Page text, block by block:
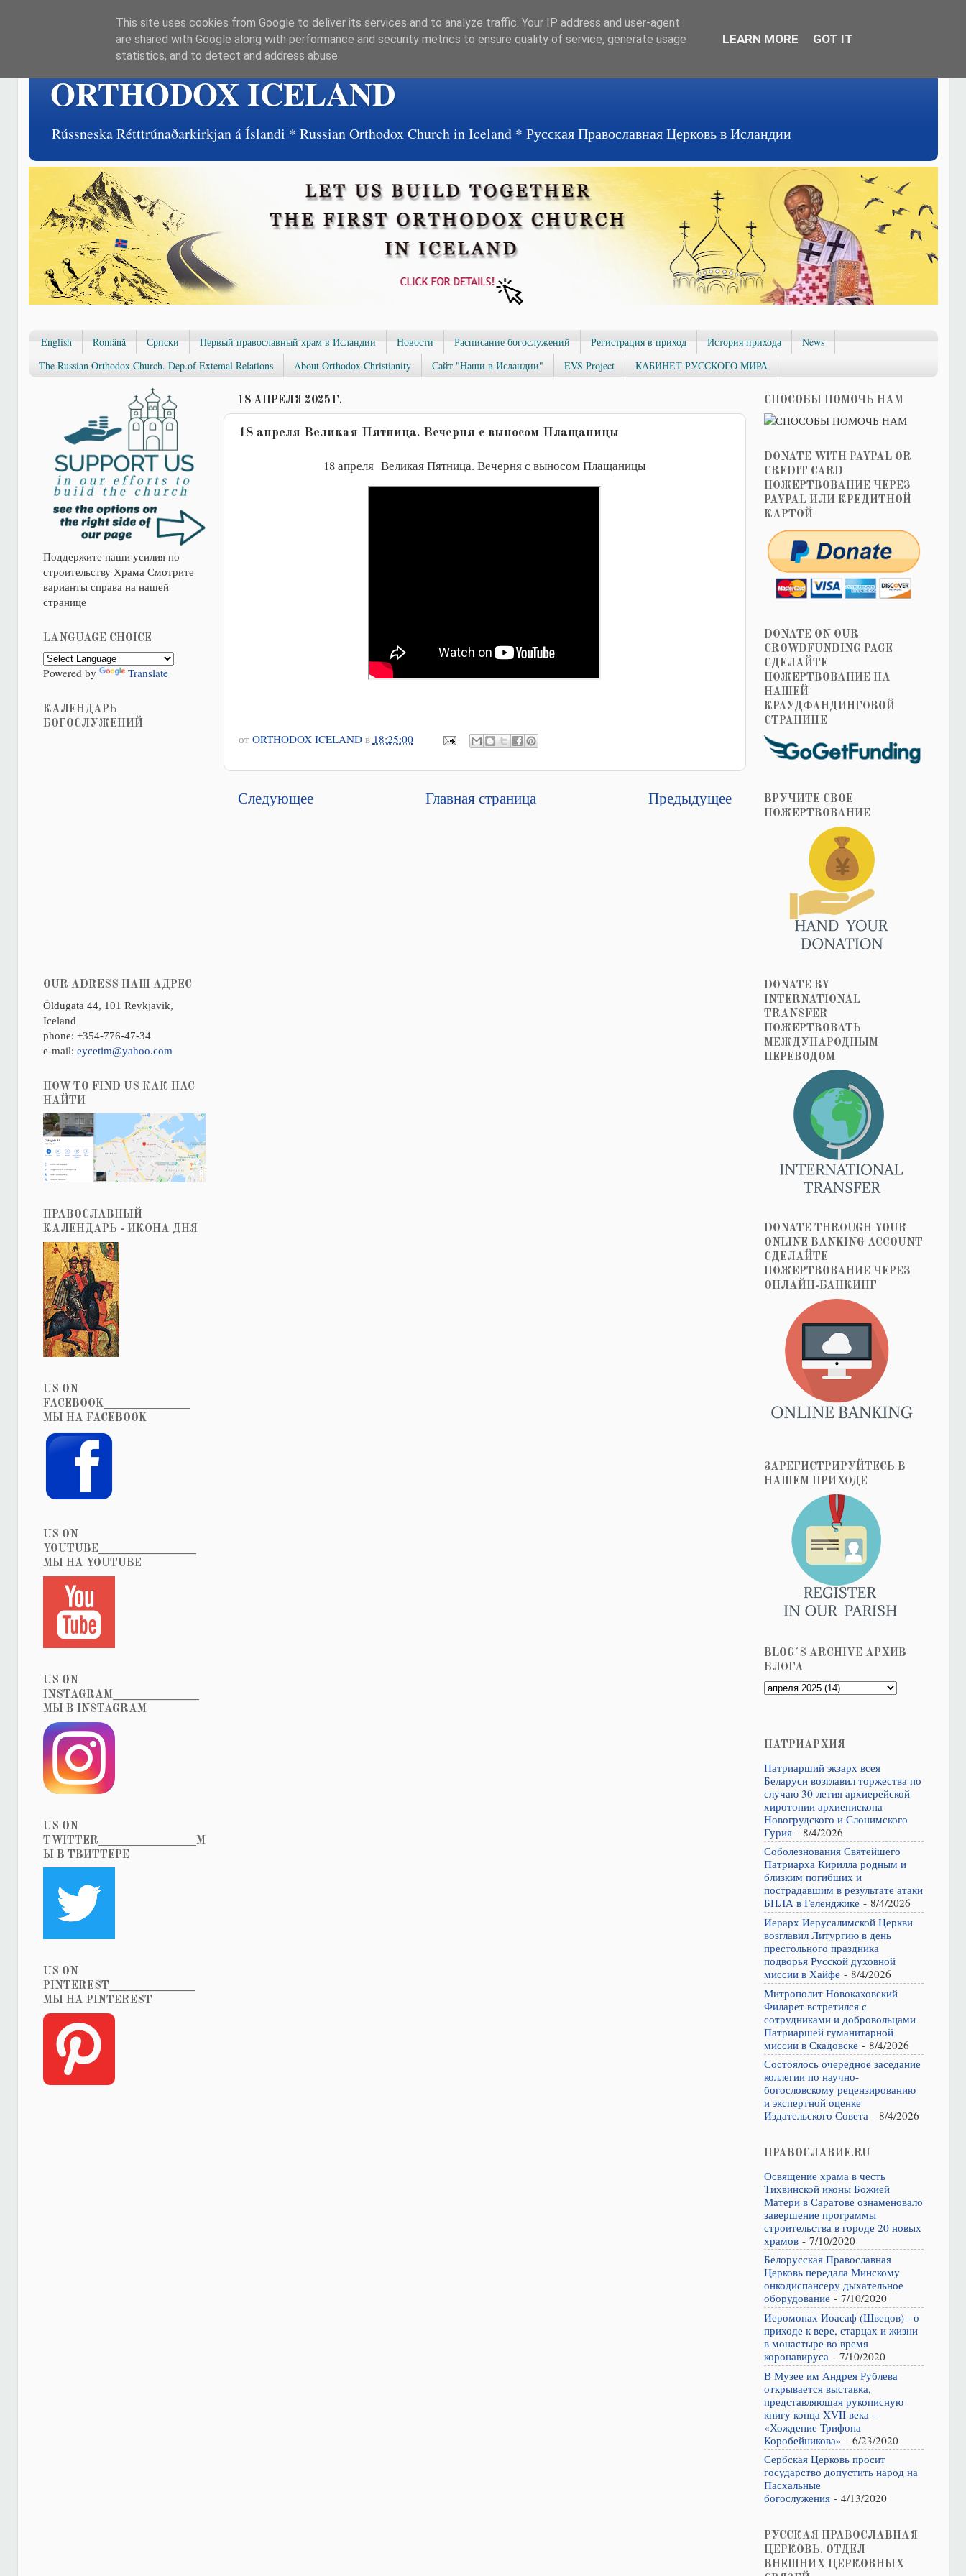
ORTHODOX ICELAND
Rússneska Rétttrúnaðarkirkjan á Íslandi * Russian Orthodox Church in Iceland * Русская Православная Церковь в Исландии
English Română Српски Первый православный храм в Исландии Новости Расписание богослужений Регистрация в приход История прихода
News
The Russian Orthodox Church. Dep.of Extemal Relations
About Orthodox Christianity Сайт "Наши в Исландии" EVS Project КАБИНЕТ РУССКОГО МИРА
18 АПРЕЛЯ 2025 Г.
18 апреля Великая Пятница. Вечерня с выносом Плащаницы
18 апреля Великая Пятница. Вечерня с выносом Плащаницы
от ORTHODOX ICELAND в 18:25:00
Следующее Предыдущее
Главная страница
Поддержите наши усилия по
строительству Храма Смотрите
варианты справа на нашей
странице
LANGUAGE CHOICE
Powered by Translate
КАЛЕНДАРЬ
БОГОСЛУЖЕНИЙ
OUR ADRESS НАШ АДРЕС
Öldugata 44, 101 Reykjavik,
Iceland
phone: +354-776-47-34
e-mail: eycetim@yahoo.com
HOW TO FIND US КАК НАС
НАЙТИ
ПРАВОСЛАВНЫЙ
КАЛЕНДАРЬ - ИКОНА ДНЯ
US ON
FACEBOOK_______________
МЫ НА FACEBOOK
US ON
YOUTUBE_________________
МЫ НА YOUTUBE
US ON
INSTAGRAM_______________
МЫ В INSTAGRAM
US ON
TWITTER_________________М
Ы В ТВИТТЕРЕ
US ON
PINTEREST_______________
МЫ НА PINTEREST
СПОСОБЫ ПОМОЧЬ НАМ
DONATE WITH PAYPAL OR
CREDIT CARD
ПОЖЕРТВОВАНИЕ ЧЕРЕЗ
PAYPAL ИЛИ КРЕДИТНОЙ
КАРТОЙ
DONATE ON OUR
CROWDFUNDING PAGE
СДЕЛАЙТЕ
ПОЖЕРТВОВАНИЕ НА
НАШЕЙ
КРАУДФАНДИНГОВОЙ
СТРАНИЦЕ
ВРУЧИТЕ СВОЕ
ПОЖЕРТВОВАНИЕ
DONATE BY
INTERNATIONAL
TRANSFER
ПОЖЕРТВОВАТЬ
МЕЖДУНАРОДНЫМ
ПЕРЕВОДОМ
DONATE THROUGH YOUR
ONLINE BANKING ACCOUNT
СДЕЛАЙТЕ
ПОЖЕРТВОВАНИЕ ЧЕРЕЗ
ОНЛАЙН-БАНКИНГ
ЗАРЕГИСТРИРУЙТЕСЬ В
НАШЕМ ПРИХОДЕ
BLOG´S ARCHIVE АРХИВ
БЛОГА
ПАТРИАРХИЯ
Патриарший экзарх всея
Беларуси возглавил торжества по
случаю 30-летия архиерейской
хиротонии архиепископа
Новогрудского и Слонимского
Гурия- 8/4/2026
Соболезнования Святейшего
Патриарха Кирилла родным и
близким погибших и
пострадавшим в результате атаки
БПЛА в Геленджике - 8/4/2026
Иерарх Иерусалимской Церкви
возглавил Литургию в день
престольного праздника
подворья Русской духовной
миссии в Хайфе - 8/4/2026
Митрополит Новокаховский
Филарет встретился с
сотрудниками и добровольцами
Патриаршей гуманитарной
миссии в Скадовске - 8/4/2026
Состоялось очередное заседание
коллегии по научно-
богословскому рецензированию
и экспертной оценке
Издательского Совета- 8/4/2026
ПРАВОСЛАВИЕ.RU
Освящение храма в честь
Тихвинской иконы Божией
Матери в Саратове ознаменовало
завершение программы
строительства в городе 20 новых
храмов- 7/10/2020
Белорусская Православная
Церковь передала Минскому
онкодиспансеру дыхательное
оборудование - 7/10/2020
Иеромонах Иоасаф (Швецов) - о
приходе к вере, старцах и жизни
в монастыре во время
коронавируса - 7/10/2020
В Музее им Андрея Рублева
открывается выставка,
представляющая рукописную
книгу конца XVII века –
«Хождение Трифона
Коробейникова» - 6/23/2020
Сербская Церковь просит
государство допустить народ на
Пасхальные
богослужения- 4/13/2020
РУССКАЯ ПРАВОСЛАВНАЯ
ЦЕРКОВЬ. ОТДЕЛ
ВНЕШНИХ ЦЕРКОВНЫХ
This site uses cookies from Google to deliver its services and to analyze traffic. Your IP address and user-agent
are shared with Google along with performance and security metrics to ensure quality of service, generate usage
statistics, and to detect and address abuse.
LEARN MORE GOT IT